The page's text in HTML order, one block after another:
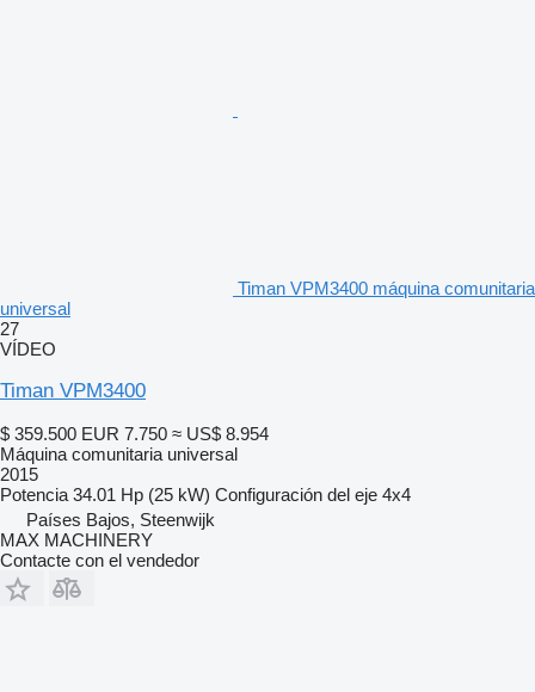
Timan VPM3400 máquina comunitaria
universal
27
VÍDEO
Timan VPM3400
$ 359.500 EUR 7.750 ≈ US$ 8.954
Máquina comunitaria universal
2015
Potencia 34.01 Hp (25 kW) Configuración del eje 4x4
Países Bajos, Steenwijk
MAX MACHINERY
Contacte con el vendedor